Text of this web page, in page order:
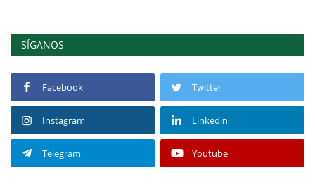
SÍGANOS
Facebook Twitter
Instagram Linkedin
Telegram Youtube